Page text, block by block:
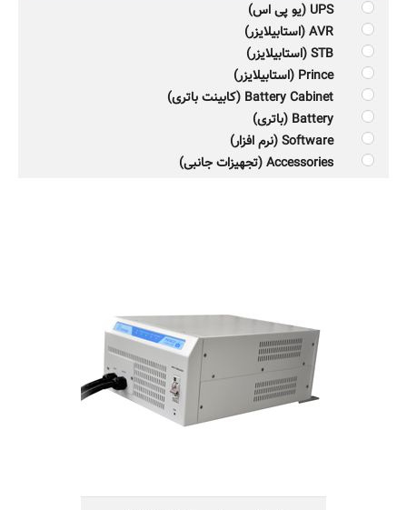
UPS (یو پی اس)
AVR (استابیلایزر)
STB (استابیلایزر)
Prince (استابیلایزر)
Battery Cabinet (کابینت باتری)
Battery (باتری)
Software (نرم افزار)
Accessories (تجهیزات جانبی)
مناسب کلیه تجهیزات برقی منازل و کولرهای
گازی تا 50000BTU
مجهز به میکروکنترلر
مجهز به فیلتر برای کاهش نویز و اسپایک برق
قابلیت تقویت و تثبیت ولتاژ برق شهر
توانایی تشخیص عدم اتصال سیم ارت